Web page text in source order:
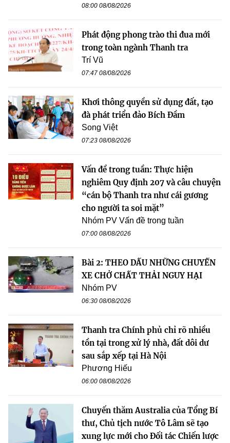
08:00 08/08/2026
Phát động phong trào thi đua mới
trong toàn ngành Thanh tra
Trí Vũ
07:47 08/08/2026
Khơi thông quyền sử dụng đất, tạo
đà phát triển đảo Bích Đầm
Song Việt
07:23 08/08/2026
Vấn đề trong tuần: Thực hiện
nghiêm Quy định 207 và câu chuyện
“cán bộ Thanh tra như cái gương
cho người ta soi mặt”
Nhóm PV Vấn đề trong tuần
07:00 08/08/2026
Bài 2: THEO DẤU NHỮNG CHUYẾN
XE CHỞ CHẤT THẢI NGUY HẠI
Nhóm PV
06:30 08/08/2026
Thanh tra Chính phủ chỉ rõ nhiều
tồn tại trong xử lý nhà, đất dôi dư
sau sắp xếp tại Hà Nội
Phương Hiếu
06:00 08/08/2026
Chuyến thăm Australia của Tổng Bí
thư, Chủ tịch nước Tô Lâm sẽ tạo
xung lực mới cho Đối tác Chiến lược